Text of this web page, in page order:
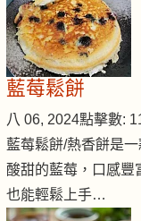
藍莓鬆餅
八 06, 2024點擊數:
藍莓鬆餅/熱香餅是
酸甜的藍莓，口感豐
也能輕鬆上手…